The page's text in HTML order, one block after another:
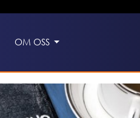
OM OSS